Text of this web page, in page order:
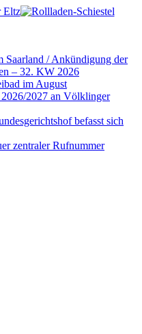
Saarland / Ankündigung der
– 32. KW 2026
im August
2027 an Völklinger
befasst sich
zentraler Rufnummer